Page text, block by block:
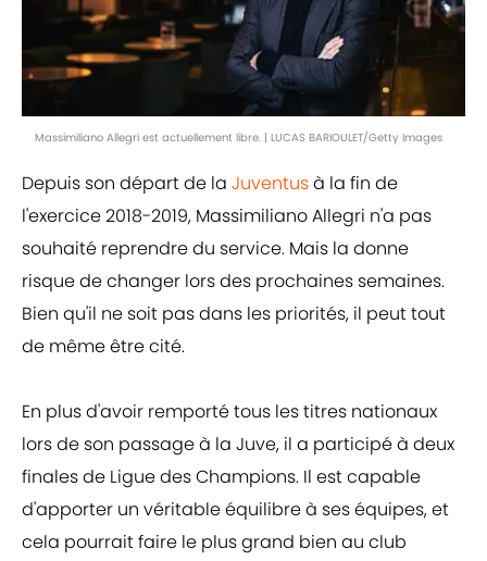
Massimiliano Allegri est actuellement libre. | LUCAS BARIOULET/Getty Images
Depuis son départ de la Juventusà la fin de
l'exercice 2018-2019, Massimiliano Allegri n'a pas
souhaité reprendre du service. Mais la donne
risque de changer lors des prochaines semaines.
Bien qu'il ne soit pas dans les priorités, il peut tout
de même être cité.
En plus d'avoir remporté tous les titres nationaux
lors de son passage à la Juve, il a participé à deux
finales de Ligue des Champions. Il est capable
d'apporter un véritable équilibre à ses équipes, et
cela pourrait faire le plus grand bien au club